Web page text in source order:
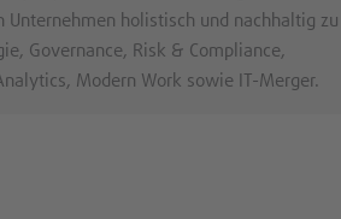
Unternehmen holistisch und nachhaltig zu
Governance, Risk & Compliance,
Modern Work sowie IT-Merger.